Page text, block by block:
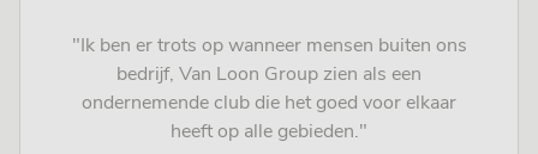
"Ik ben er trots op wanneer mensen buiten ons
bedrijf, Van Loon Group zien als een
ondernemende club die het goed voor elkaar
heeft op alle gebieden."